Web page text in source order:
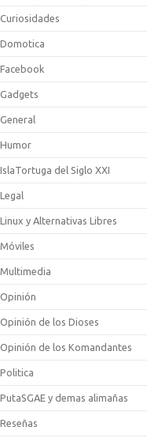
Curiosidades
Domotica
Facebook
Gadgets
General
Humor
IslaTortuga del Siglo XXI
Legal
Linux y Alternativas Libres
Móviles
Multimedia
Opinión
Opinión de los Dioses
Opinión de los Komandantes
Politica
PutaSGAE y demas alimañas
Reseñas